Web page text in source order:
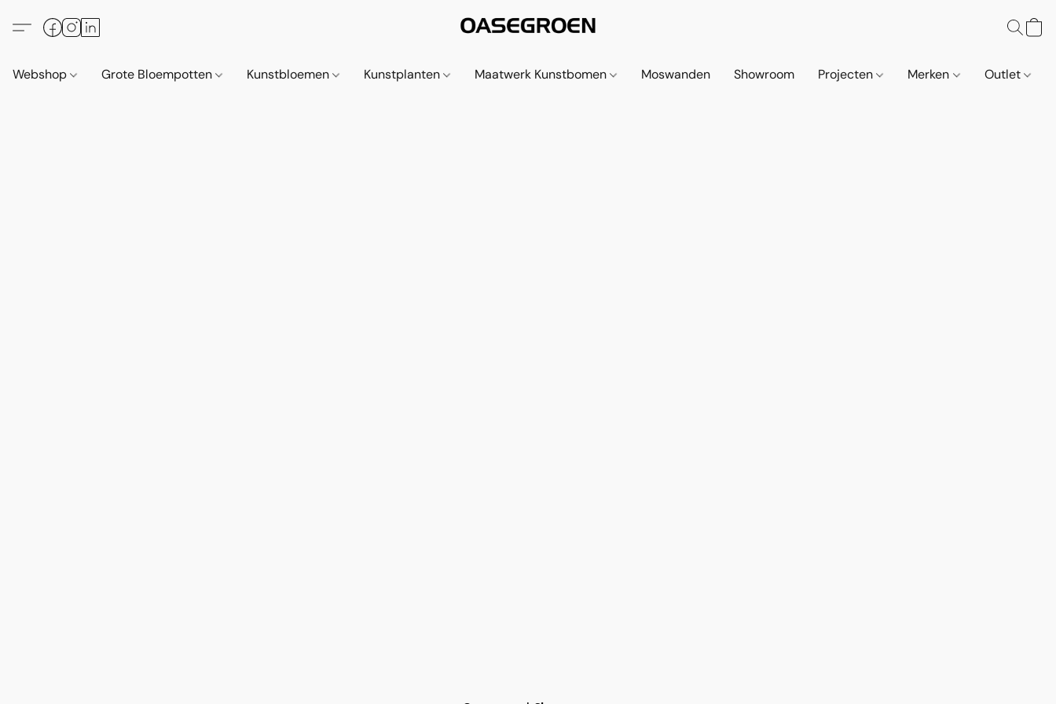
Webshop Grote Bloempotten Kunstbloemen Kunstplanten Maatwerk Kunstbomen Moswanden Showroom Projecten Merken Outlet